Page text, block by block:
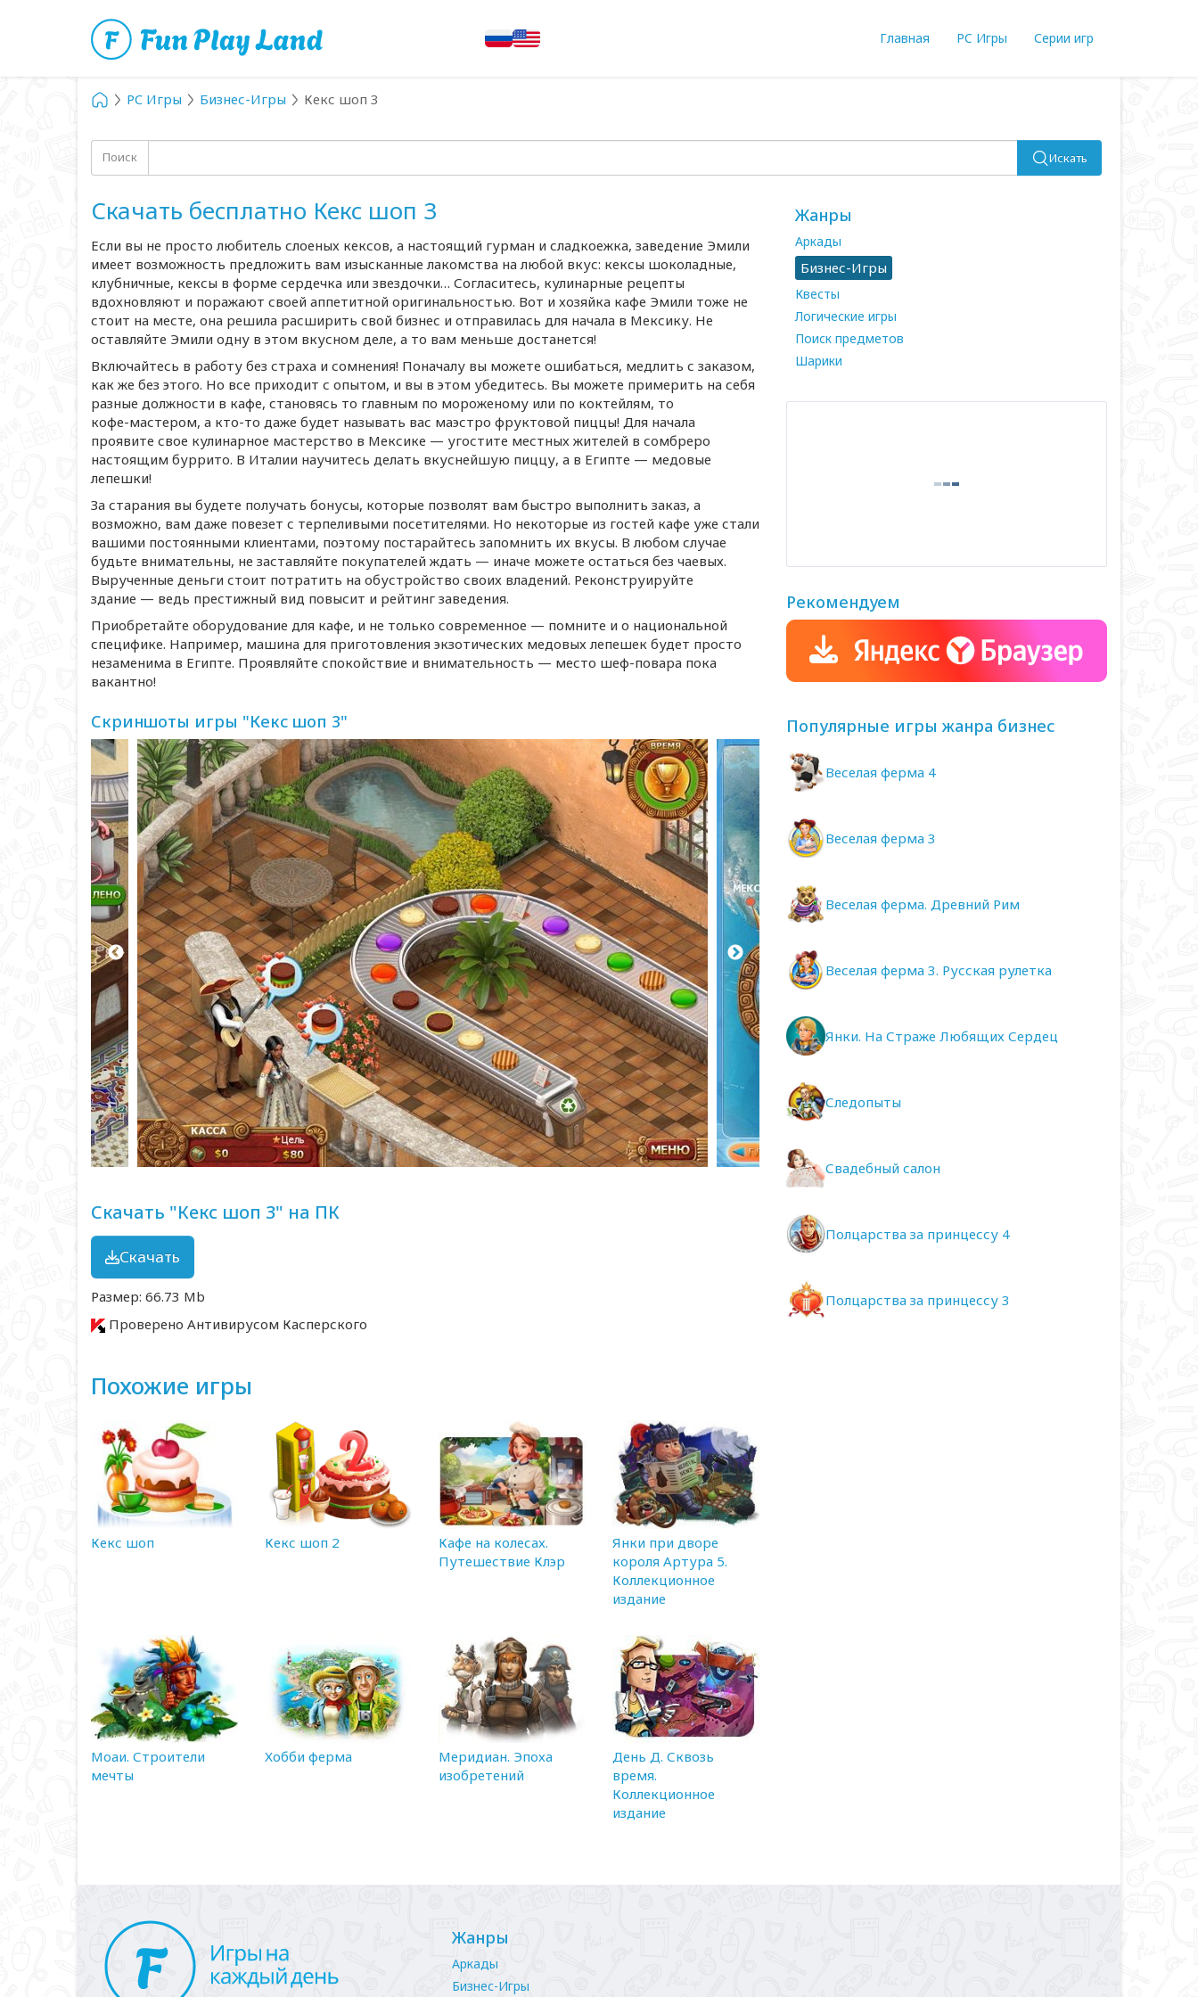
Главная PC Игры Серии игр
PC Игры Бизнес-Игры Кекс шоп 3
Поиск Искать
Скачать бесплатно Кекс шоп 3
Если вы не просто любитель слоеных кексов, а настоящий гурман и сладкоежка, заведение Эмили
имеет возможность предложить вам изысканные лакомства на любой вкус: кексы шоколадные,
клубничные, кексы в форме сердечка или звездочки… Согласитесь, кулинарные рецепты
вдохновляют и поражают своей аппетитной оригинальностью. Вот и хозяйка кафе Эмили тоже не
стоит на месте, она решила расширить свой бизнес и отправилась для начала в Мексику. Не
оставляйте Эмили одну в этом вкусном деле, а то вам меньше достанется!
Включайтесь в работу без страха и сомнения! Поначалу вы можете ошибаться, медлить с заказом,
как же без этого. Но все приходит с опытом, и вы в этом убедитесь. Вы можете примерить на себя
разные должности в кафе, становясь то главным по мороженому или по коктейлям, то
кофе-мастером, а кто-то даже будет называть вас маэстро фруктовой пиццы! Для начала
проявите свое кулинарное мастерство в Мексике — угостите местных жителей в сомбреро
настоящим буррито. В Италии научитесь делать вкуснейшую пиццу, а в Египте — медовые
лепешки!
За старания вы будете получать бонусы, которые позволят вам быстро выполнить заказ, а
возможно, вам даже повезет с терпеливыми посетителями. Но некоторые из гостей кафе уже стали
вашими постоянными клиентами, поэтому постарайтесь запомнить их вкусы. В любом случае
будьте внимательны, не заставляйте покупателей ждать — иначе можете остаться без чаевых.
Вырученные деньги стоит потратить на обустройство своих владений. Реконструируйте
здание — ведь престижный вид повысит и рейтинг заведения.
Приобретайте оборудование для кафе, и не только современное — помните и о национальной
специфике. Например, машина для приготовления экзотических медовых лепешек будет просто
незаменима в Египте. Проявляйте спокойствие и внимательность — место шеф-повара пока
вакантно!
Скриншоты игры "Кекс шоп 3"
Скачать "Кекс шоп 3" на ПК
Скачать
Размер: 66.73 Mb
Проверено Антивирусом Касперского
Похожие игры
Кекс шоп Кекс шоп 2
Кафе на колесах.
Путешествие Клэр
Янки при дворе
короля Артура 5.
Коллекционное
издание
Моаи. Строители
мечты
Хобби ферма
Меридиан. Эпоха
изобретений
День Д. Сквозь
время.
Коллекционное
издание
Жанры
Аркады
Бизнес-Игры
Квесты
Логические игры
Поиск предметов
Шарики
Рекомендуем
Популярные игры жанра бизнес
Веселая ферма 4
Веселая ферма 3
Веселая ферма. Древний Рим
Веселая ферма 3. Русская рулетка
Янки. На Страже Любящих Сердец
Следопыты
Свадебный салон
Полцарства за принцессу 4
Полцарства за принцессу 3
Жанры
Аркады
Бизнес-Игры